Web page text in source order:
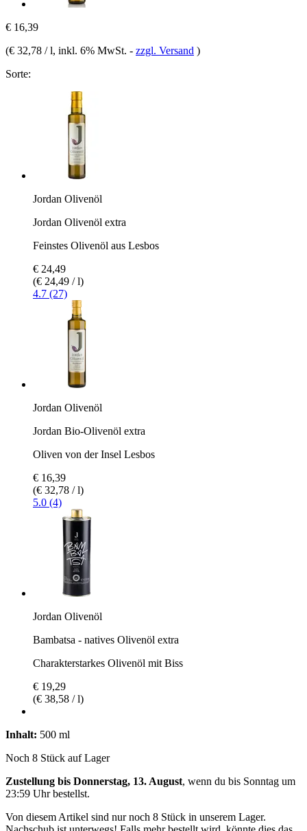
€ 16,39
(€ 32,78 / l, inkl. 6% MwSt. - zzgl. Versand )
Sorte:
Jordan Olivenöl
Jordan Olivenöl extra
Feinstes Olivenöl aus Lesbos
€ 24,49
(€ 24,49 / l)
4.7 (27)
Jordan Olivenöl
Jordan Bio-Olivenöl extra
Oliven von der Insel Lesbos
€ 16,39
(€ 32,78 / l)
5.0 (4)
Jordan Olivenöl
Bambatsa - natives Olivenöl extra
Charakterstarkes Olivenöl mit Biss
€ 19,29
(€ 38,58 / l)
Inhalt: 500 ml
Noch 8 Stück auf Lager
Zustellung bis Donnerstag, 13. August, wenn du bis Sonntag um
23:59 Uhrbestellst.
Von diesem Artikel sind nur noch 8 Stück in unserem Lager.